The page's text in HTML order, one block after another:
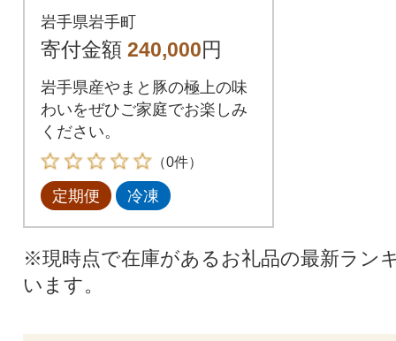
g全12回
岩手県岩手町
寄付金額 240,000円
岩手県産やまと豚の極上の味
わいをぜひご家庭でお楽しみ
ください。
（0件）
定期便 冷凍
※現時点で在庫があるお礼品の最新ラン
います。